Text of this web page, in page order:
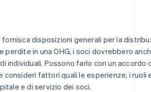
fornisca disposizioni generali per la
perdite in una OHG, i soci dovrebbero
individuali. Possono farlo con un accordo
consideri fattori quali le esperienze, i ruoli
e di servizio dei soci.